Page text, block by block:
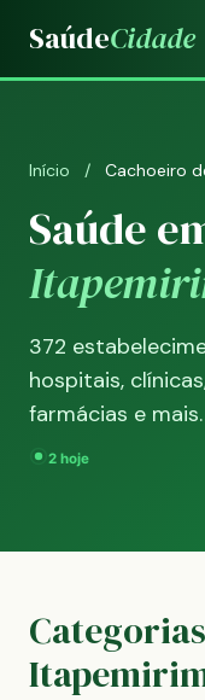
SaúdeCidade
Início / Cachoeiro
Saúde
372
hospitais,
farmácias e mais.